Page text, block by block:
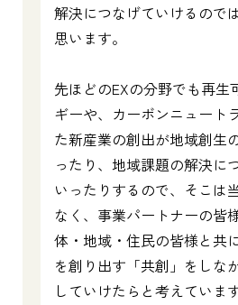
解決につなげていけるので
思います。
先ほどのEXの分野でも再生
ギーや、カーボンニュート
た新産業の創出が地域創生
ったり、地域課題の解決に
いったりするので、そこは
なく、事業パートナーの皆
体・地域・住民の皆様と共
を創り出す「共創」をしな
していけたらと考えています